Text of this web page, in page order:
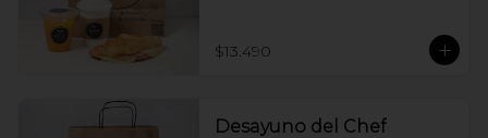
$13.490
Desayuno del Chef